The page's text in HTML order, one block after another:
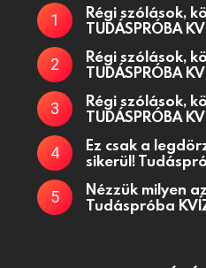
Régi szólások,
TUDÁSPRÓBA
Régi szólások,
TUDÁSPRÓBA
Régi szólások,
TUDÁSPRÓBA
Ez csak a
sikerül!
Nézzük milyen
Tudáspróba